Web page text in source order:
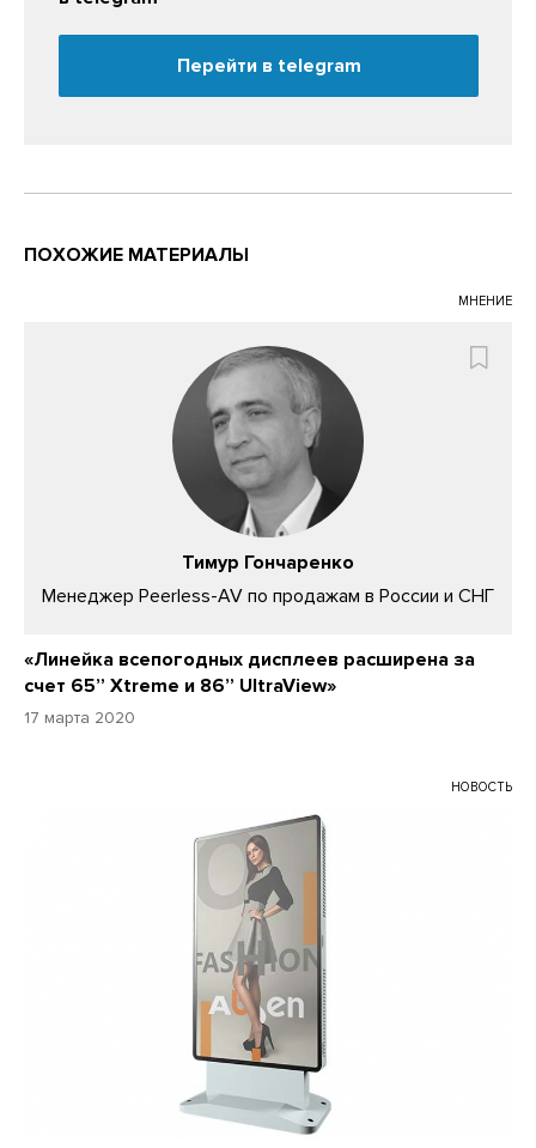
Перейти в telegram
ПОХОЖИЕ МАТЕРИАЛЫ
МНЕНИЕ
Тимур Гончаренко
Менеджер Peerless-AV по продажам в России и СНГ
«Линейка всепогодных дисплеев расширена за
счет 65” Xtreme и 86” UltraView»
17 марта 2020
НОВОСТЬ